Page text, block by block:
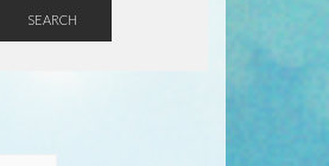
SEARCH